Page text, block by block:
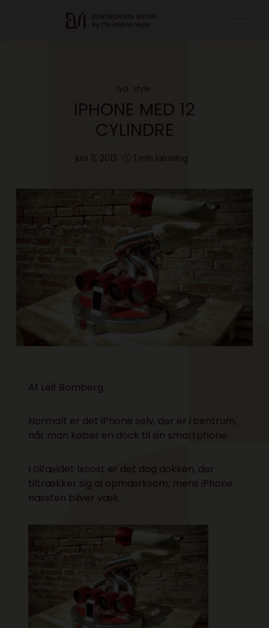
lyd style
IPHONE MED 12
CYLINDRE
juni 11, 2013 1 min læsning
Af Leif Bomberg
Normalt er det iPhone selv, der er i centrum,
når man køber en dock til sin smartphone.
I tilfældet Ixoost er det dog dokken, der
tiltrækker sig al opmærksom, mens iPhone
næsten bliver væk.